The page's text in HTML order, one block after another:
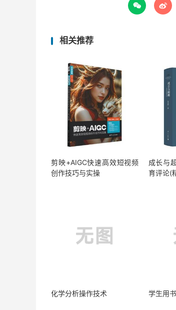
 
相关推荐
剪映+AIGC快速高效短视频
创作技巧与实操
成长与
育评论(
化学分析操作技术 学生用